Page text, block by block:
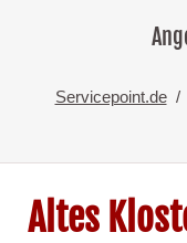
Servicepoint.de
Altes